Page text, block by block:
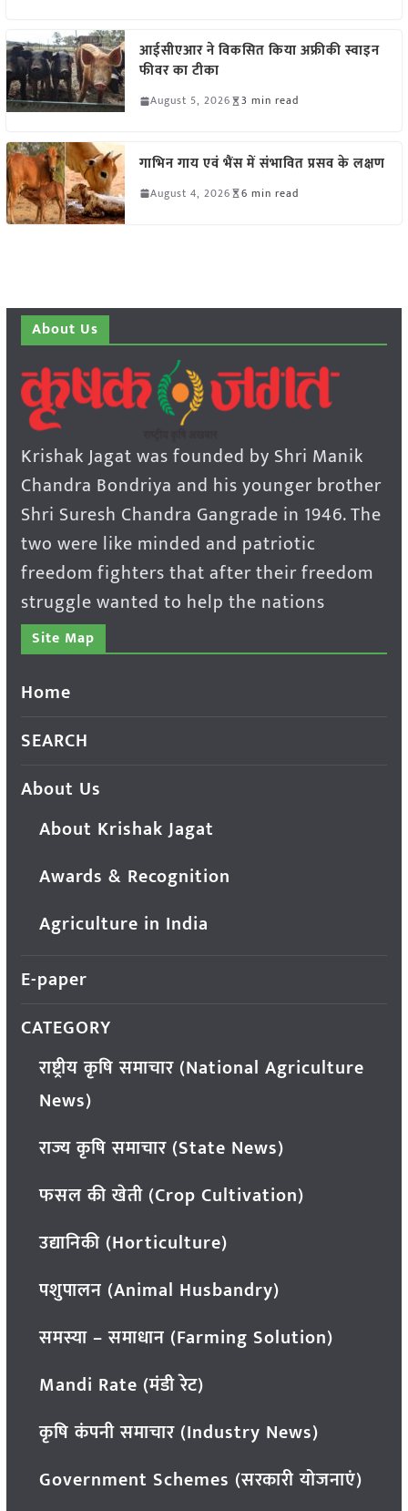
आईसीएआर ने विकसित किया अफ्रीकी स्वाइन
फीवर का टीका
August 5, 2026 3 min read
गाभिन गाय एवं भैंस में संभावित प्रसव के लक्षण
August 4, 2026 6 min read
About Us
Krishak Jagat was founded by Shri Manik
Chandra Bondriya and his younger brother
Shri Suresh Chandra Gangrade in 1946. The
two were like minded and patriotic
freedom fighters that after their freedom
struggle wanted to help the nations
Site Map
Home
SEARCH
About Us
About Krishak Jagat
Awards & Recognition
Agriculture in India
E-paper
CATEGORY
राष्ट्रीय कृषि समाचार (National Agriculture
News)
राज्य कृषि समाचार (State News)
फसल की खेती (Crop Cultivation)
उद्यानिकी (Horticulture)
पशुपालन (Animal Husbandry)
समस्या – समाधान (Farming Solution)
Mandi Rate (मंडी रेट)
कृषि कंपनी समाचार (Industry News)
Government Schemes (सरकारी योजनाएं)